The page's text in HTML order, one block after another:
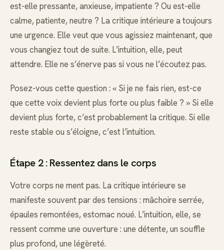
est-elle pressante, anxieuse, impatiente ? Ou est-elle
calme, patiente, neutre ? La critique intérieure a toujours
une urgence. Elle veut que vous agissiez maintenant, que
vous changiez tout de suite. L’intuition, elle, peut
attendre. Elle ne s’énerve pas si vous ne l’écoutez pas.
Posez-vous cette question : « Si je ne fais rien, est-ce
que cette voix devient plus forte ou plus faible ? » Si elle
devient plus forte, c’est probablement la critique. Si elle
reste stable ou s’éloigne, c’est l’intuition.
Étape 2 : Ressentez dans le corps
Votre corps ne ment pas. La critique intérieure se
manifeste souvent par des tensions : mâchoire serrée,
épaules remontées, estomac noué. L’intuition, elle, se
ressent comme une ouverture : une détente, un souffle
plus profond, une légèreté.